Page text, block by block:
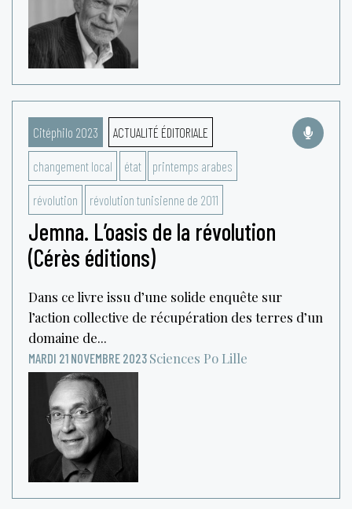
Citéphilo 2023 ACTUALITÉ ÉDITORIALE
changement local état printemps arabes
révolution révolution tunisienne de 2011
Jemna. L’oasis de la révolution
(Cérès éditions)
Dans ce livre issu d’une solide enquête sur
l’action collective de récupération des terres d’un
domaine de...
MARDI 21 NOVEMBRE 2023 Sciences Po Lille